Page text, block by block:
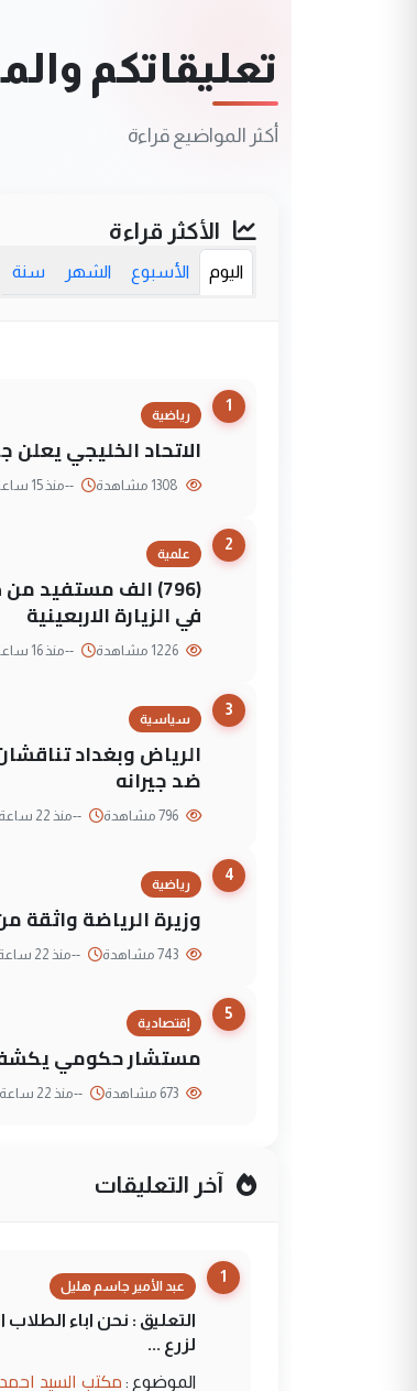
تعليقاتكم
أكثر المواضيع قراءة
الأكثر قراءة
اليوم الأسبوع الشهر سنة
1
رياضية
الاتحاد الخليجي يعلن جدول
--منذ 15 ساعة
2
علمية
(796) الف مستفيد
في الزيارة الاربعينية
--منذ 16 ساعة
3
سياسية
الرياض وبغداد
ضد جيرانه
--منذ 22 ساعة
4
رياضية
وزيرة الرياضة واثقة من
--منذ 22 ساعة
5
إقتصادية
مستشار حكومي يكشف
--منذ 22 ساعة
آخر التعليقات
1
عبد الأمير جاسم هليل
التعليق : نحن اباء
لزرع ...
الموضوع : مكتب السيد